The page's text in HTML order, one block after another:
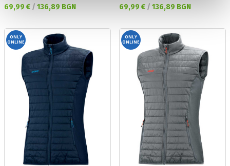
Текуща цена:
69,99 € / 136,89 BGN Текуща цена:
69,99 € / 136,89 BGN
ONLY
ONLINE
ONLY
ONLINE